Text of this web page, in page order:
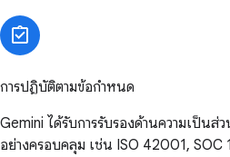
การปฏิบัติตามข้อกำหนด
Gemini ได้รับการรับรองด้านความเป็นส่
อย่างครอบคลุม เช่น ISO 42001, SOC